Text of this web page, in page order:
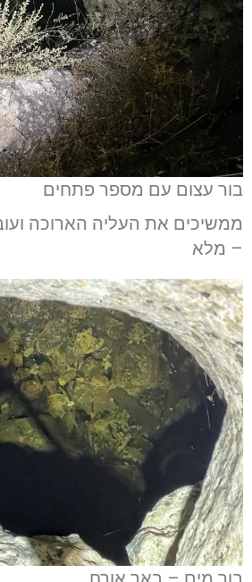
בור עצום עם מספר פתחים
ממשיכים את העליה הארוכה
– מלא